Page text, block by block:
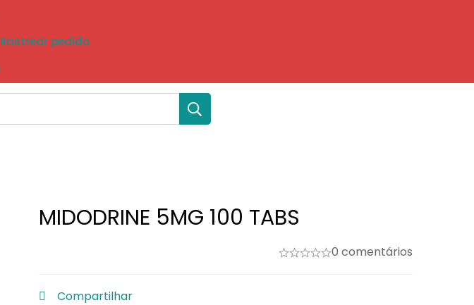
Rastrear pedido
MIDODRINE 5MG 100 TABS
0 comentários
Compartilhar